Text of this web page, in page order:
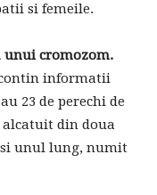
si femeile.
unui cromozom.
informatii
23 de perechi de
alcatuit din doua
unul lung, numit